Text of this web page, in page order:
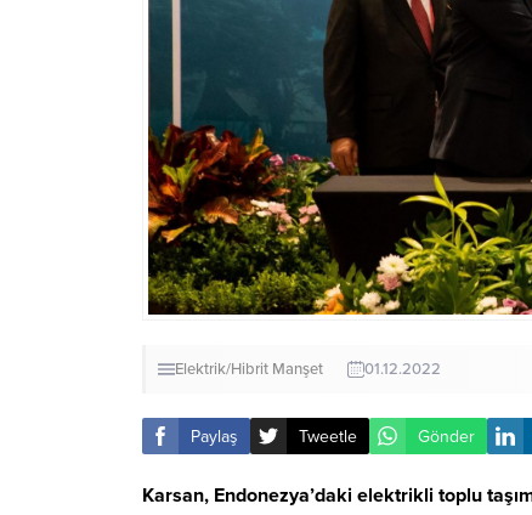
Elektrik/Hibrit Manşet 01.12.2022
Paylaş Tweetle Gönder
Karsan, Endonezya’daki elektrikli toplu